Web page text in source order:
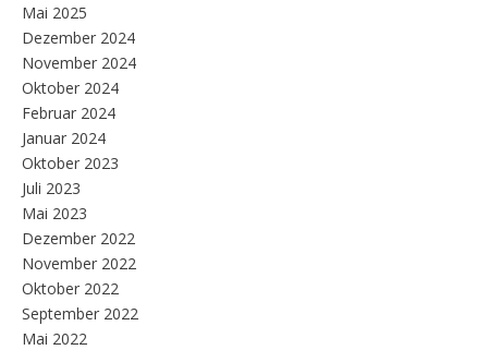
Mai 2025
Dezember 2024
November 2024
Oktober 2024
Februar 2024
Januar 2024
Oktober 2023
Juli 2023
Mai 2023
Dezember 2022
November 2022
Oktober 2022
September 2022
Mai 2022